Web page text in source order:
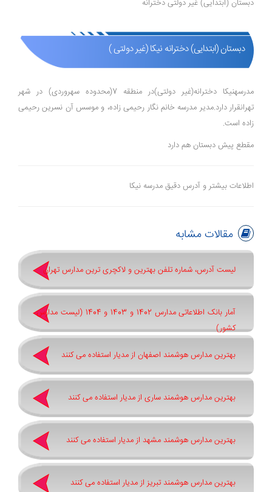
دبستان (ابتدایی) غیر دولتی دخترانه
دبستان (ابتدایی) دخترانه نیکا (غیر دولتی )
مدرسهنیکا دخترانه(غیر دولتی)در منطقه 7(محدوده سهروردی) در شهر
تهرانقرار دارد.مدیر مدرسه خانم نگار رحیمی زاده، و موسس آن نسرین رحیمی
زاده است.
مقطع پیش دبستان هم دارد
اطلاعات بیشتر و آدرس دقیق مدرسه نیکا
مقالات مشابه
لیست آدرس، شماره تلفن بهترین و لاکچری ترین مدارس تهران
آمار بانک اطلاعاتی مدارس 1402 و 1403 و 1404 (لیست مدارس
کشور)
بهترین مدارس هوشمند اصفهان از مدیار استفاده می کنند
بهترین مدارس هوشمند ساری از مدیار استفاده می کنند
بهترین مدارس هوشمند مشهد از مدیار استفاده می کنند
بهترین مدارس هوشمند تبریز از مدیار استفاده می کنند